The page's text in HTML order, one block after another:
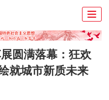
圆满落幕：狂欢
就城市新质未来